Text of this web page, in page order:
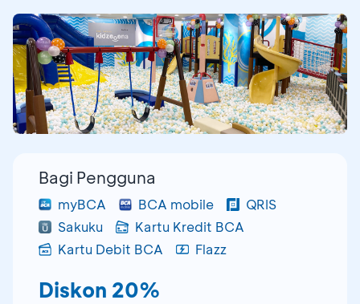
Bagi Pengguna
myBCA BCA mobile
QRIS
Sakuku
Kartu Kredit BCA
Kartu Debit BCA
Flazz
Diskon 20%